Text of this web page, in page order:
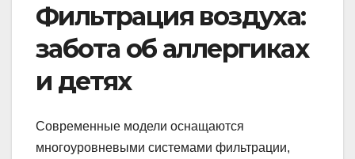
Фильтрация воздуха:
забота об аллергиках
и детях
Современные модели оснащаются
многоуровневыми системами фильтрации,